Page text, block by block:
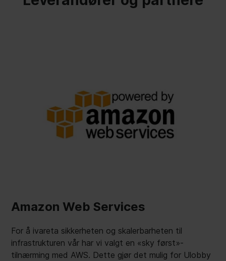
Amazon Web Services
For å ivareta sikkerheten og skalerbarheten til
infrastrukturen vår har vi valgt en «sky først»-
tilnærming med AWS. Dette gjør det mulig for Ulobby